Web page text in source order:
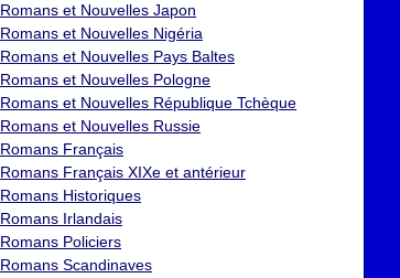
Romans et Nouvelles Japon
Romans et Nouvelles Nigéria
Romans et Nouvelles Pays Baltes
Romans et Nouvelles Pologne
Romans et Nouvelles République Tchèque
Romans et Nouvelles Russie
Romans Français
Romans Français XIXe et antérieur
Romans Historiques
Romans Irlandais
Romans Policiers
Romans Scandinaves